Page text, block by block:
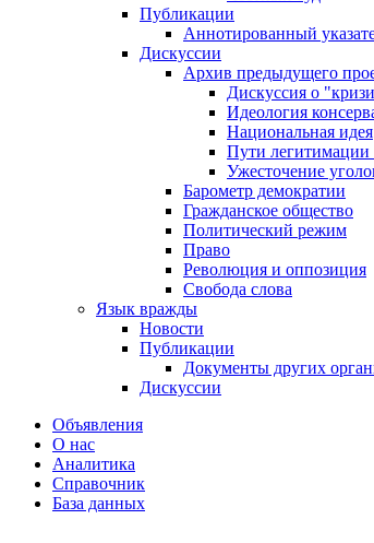
Публикации
Аннотированный
Дискуссии
Архив предыдущего
Дискуссия о
Идеология
Национальная идея
Пути легитимации
Ужесточение
Барометр демократии
Гражданское общество
Политический режим
Право
Революция и оппозиция
Свобода слова
Язык вражды
Новости
Публикации
Документы других
Дискуссии
Объявления
О нас
Аналитика
Справочник
База данных